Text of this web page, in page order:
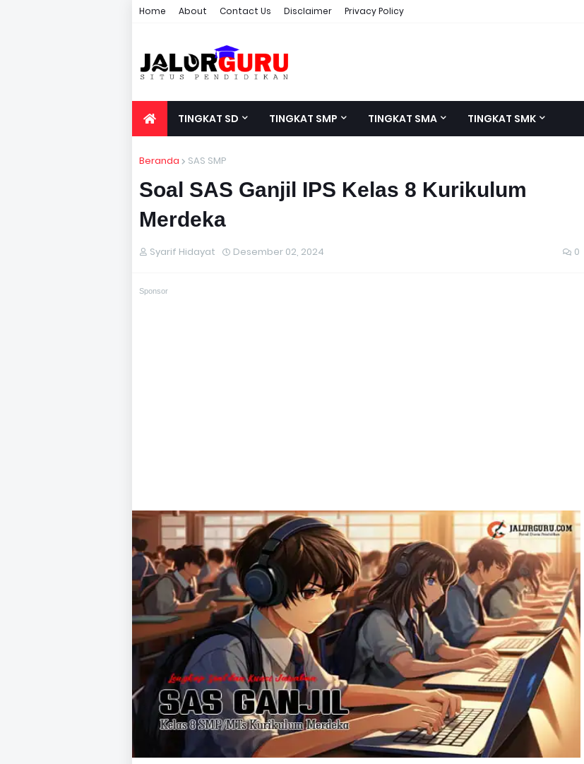
Home About Contact Us Disclaimer Privacy Policy
TINGKAT SD TINGKAT SMP TINGKAT SMA TINGKAT SMK
Beranda SAS SMP
Soal SAS Ganjil IPS Kelas 8 Kurikulum
Merdeka
Syarif Hidayat Desember 02, 2024 0
Sponsor